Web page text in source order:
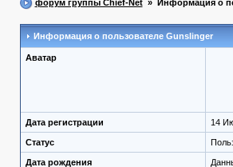
форум группы Chief-Net» Информация о
Информация о пользователе Gunslinger
Аватар
Дата регистрации 14
Статус
Дата рождения